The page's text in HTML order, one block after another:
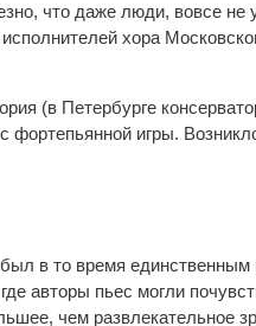
что даже люди, вовсе
хора
(в Петербурге
игры.
в то время
авторы пьес могли
чем развлекательное